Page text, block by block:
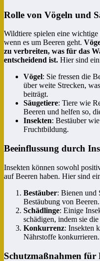
Rolle von Vögeln und
Wildtiere spielen eine
wenn es um Beeren geht.
zu verbreiten, was für das
entscheidend ist. Hier sind
Vögel: Sie fressen die
über weite Strecken,
beiträgt.
Säugetiere: Tiere wie
Beeren und helfen so,
Insekten: Bestäuber
Fruchtbildung.
Beeinflussung durch
Insekten können sowohl
auf Beeren haben. Hier sind
Bestäuber: Bienen und
Bestäubung von Beeren.
Schädlinge: Einige
schädigen, indem sie
Konkurrenz: Insekten
Nährstoffe konkurrieren.
Schutzmaßnahmen für